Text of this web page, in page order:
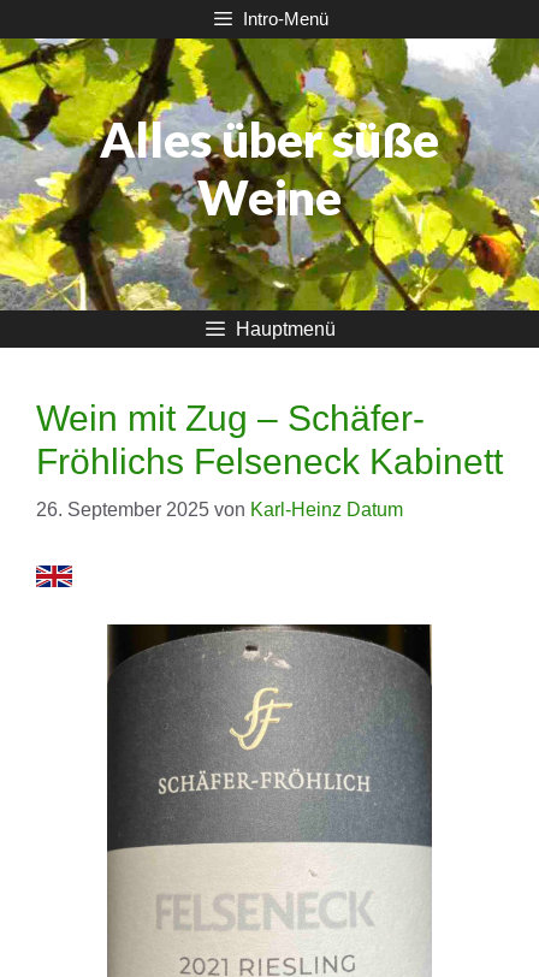
Inhalt
springen
Intro-Menü
Alles über süße
Weine
Hauptmenü
Wein mit Zug – Schäfer-
Fröhlichs Felseneck Kabinett
26. September 2025 von Karl-Heinz Datum